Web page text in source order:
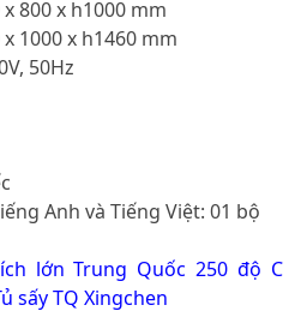
800 x h1000 mm
1000 x h1460 mm
50Hz
Anh và Tiếng Việt: 01 bộ
lớn Trung Quốc 250 độ C
sấy TQ Xingchen